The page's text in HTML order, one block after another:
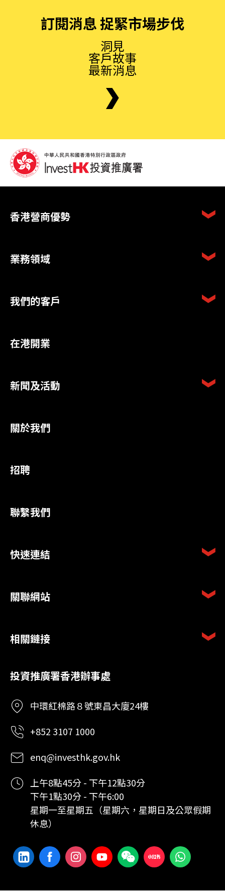
訂閱消息 捉緊市場步伐
洞見
客戶故事
最新消息
香港營商優勢
業務領域
我們的客戶
在港開業
新聞及活動
關於我們
招聘
聯繫我們
快速連結
關聯網站
相關鏈接
投資推廣署香港辦事處
中環紅棉路８號東昌大廈24樓
+852 3107 1000
enq@investhk.gov.hk
上午8點45分 - 下午12點30分
下午1點30分 - 下午6:00
星期一至星期五（星期六，星期日及公眾假期
休息）